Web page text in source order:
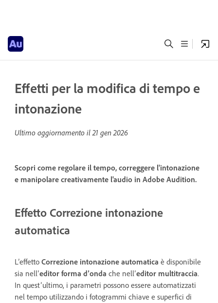
Effetti per la modifica di tempo e
intonazione
Ultimo aggiornamento il21 gen 2026
Scopri come regolare il tempo, correggere l'intonazione
e manipolare creativamente l'audio in Adobe Audition.
Effetto Correzione intonazione
automatica
L’effetto Correzione intonazione automatica è disponibile
sia nell’editor forma d’onda che nell’editor multitraccia.
In quest’ultimo, i parametri possono essere automatizzati
nel tempo utilizzando i fotogrammi chiave e superfici di